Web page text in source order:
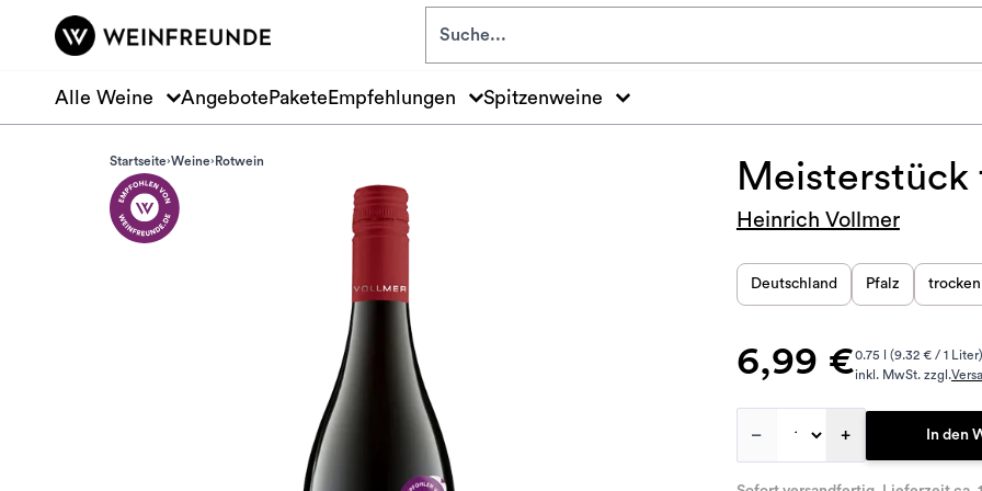
Zum Hauptinhalt springen
Alle Weine Angebote Pakete Empfehlungen Spitzenweine
Startseite Weine Rotwein Meisterstück
Heinrich Vollmer
Deutschland Pfalz trocken
6,99 €0.75 l (9.32 € / 1 Liter)
inkl. MwSt. zzgl.
– + In den